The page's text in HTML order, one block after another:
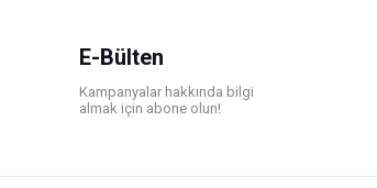
Bu ürüne benzer farklı alternatifler olmalı.
E-Bülten
Kampanyalar hakkında bilgi
almak için abone olun!